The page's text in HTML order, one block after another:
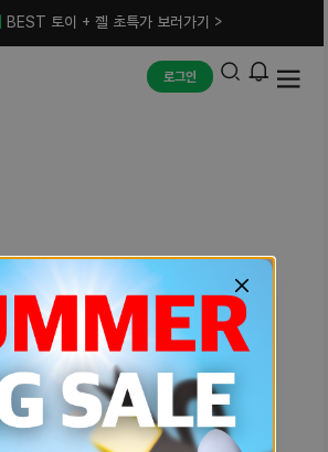
BEST 토이 + 젤 초특가 보러가기 >
로그인
예상치 못한 에러입니다.